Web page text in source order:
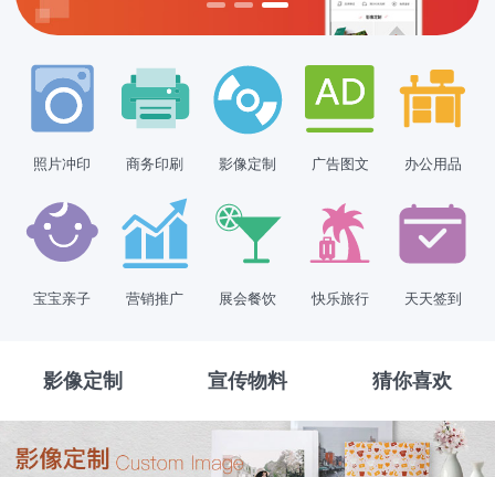
照片冲印 商务印刷 影像定制 广告图文 办公用品
宝宝亲子 营销推广 展会餐饮 快乐旅行 天天签到
影像定制 宣传物料 猜你喜欢